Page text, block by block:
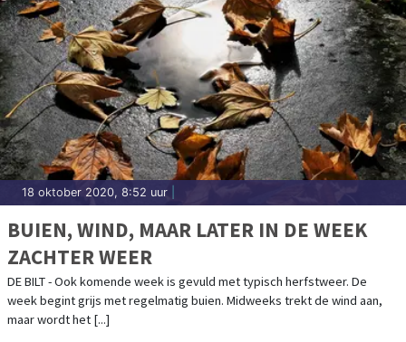
18 oktober 2020, 8:52 uur
BUIEN, WIND, MAAR LATER IN DE WEEK
ZACHTER WEER
DE BILT - Ook komende week is gevuld met typisch herfstweer. De
week begint grijs met regelmatig buien. Midweeks trekt de wind aan,
maar wordt het [...]